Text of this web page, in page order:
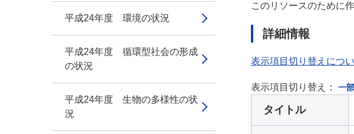
平成24年度 環境の状況
平成24年度 循環型社会の形成
の状況
平成24年度 生物の多様性の状
況
このリソースのために
詳細情報
表示項目切り替えにつ
表示項目切り替え： 一
タイトル